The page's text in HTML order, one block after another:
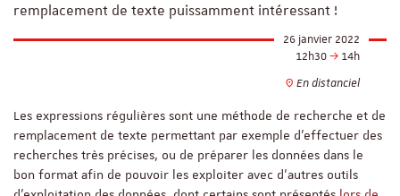
remplacement de texte puissamment intéressant !
26 janvier 2022
12h30
14h
En distanciel
Les expressions régulières sont une méthode de recherche et de
remplacement de texte permettant par exemple d'effectuer des
recherches très précises, ou de préparer les données dans le
bon format afin de pouvoir les exploiter avec d'autres outils